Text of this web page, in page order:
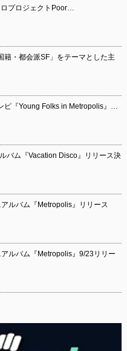
プロジェクトPoor…
・都会派SF」をテーマとした主
ピ『Young Folks in Metropolis』…
バム『Vacation Disco』リリース決
ルバム『Metropolis』リリース
ルバム『Metropolis』9/23リリー